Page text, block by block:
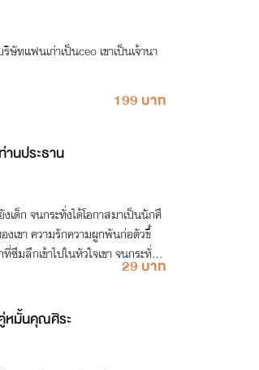
ทแฟนเก่าเป็นceo เขาเป็นเจ้านา
199 บาท
านประธาน
เด็ก จนกระทั่งได้โอกาสมาเป็นนักศึ
งเขา ความรักความผูกพันก่อตัวขึ้
มลึกเข้าไปในหัวใจเขา จนกระทั่ง
เขาที่เกิดขึ้น เขายิ่งติดใจเธออย่างห
29 บาท
หมั้นคุณศิระ